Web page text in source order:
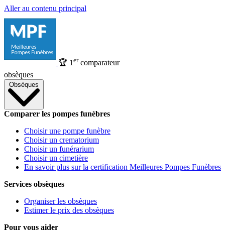
Aller au contenu principal
🏆 1 ercomparateur
obsèques
Obsèques
Comparer les pompes funèbres
Choisir une pompe funèbre
Choisir un crematorium
Choisir un funérarium
Choisir un cimetière
En savoir plus sur la certification Meilleures Pompes Funèbres
Services obsèques
Organiser les obsèques
Estimer le prix des obsèques
Pour vous aider